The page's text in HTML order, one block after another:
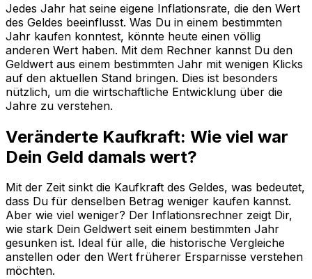
Jedes Jahr hat seine eigene Inflationsrate, die den Wert
des Geldes beeinflusst. Was Du in einem bestimmten
Jahr kaufen konntest, könnte heute einen völlig
anderen Wert haben. Mit dem Rechner kannst Du den
Geldwert aus einem bestimmten Jahr mit wenigen Klicks
auf den aktuellen Stand bringen. Dies ist besonders
nützlich, um die wirtschaftliche Entwicklung über die
Jahre zu verstehen.
Veränderte Kaufkraft: Wie viel war
Dein Geld damals wert?
Mit der Zeit sinkt die Kaufkraft des Geldes, was bedeutet,
dass Du für denselben Betrag weniger kaufen kannst.
Aber wie viel weniger? Der Inflationsrechner zeigt Dir,
wie stark Dein Geldwert seit einem bestimmten Jahr
gesunken ist. Ideal für alle, die historische Vergleiche
anstellen oder den Wert früherer Ersparnisse verstehen
möchten.